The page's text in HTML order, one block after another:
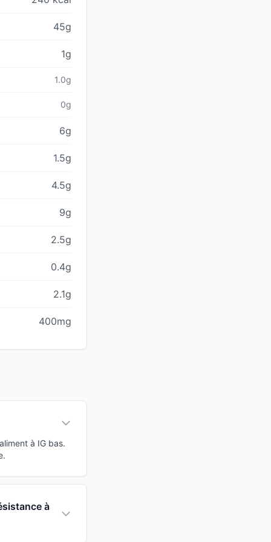
45g
1g
1.0g
0g
6g
1.5g
4.5g
9g
2.5g
0.4g
2.1g
400mg
à IG bas.
à